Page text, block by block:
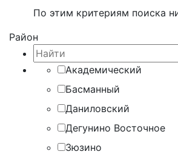
По этим критериям поиска
Район
Академический
Басманный
Даниловский
Дегунино Восточное
Зюзино